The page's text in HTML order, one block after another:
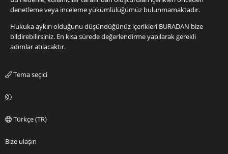
denetleme veya inceleme yükümlülüğümüz bulunmamaktadır.
Hukuka aykırı olduğunu düşündüğünüz içerikleri BURADAN bize
bildirebilirsiniz. En kısa sürede değerlendirme yapılarak gerekli
adımlar atılacaktır.
Tema seçici
Türkçe (TR)
Bize ulaşın